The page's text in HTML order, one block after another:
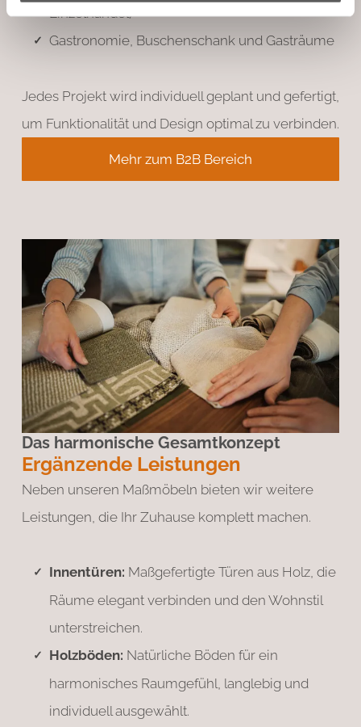
Einzelhandel)
Gastronomie, Buschenschank und Gasträume
Jedes Projekt wird individuell geplant und gefertigt,
um Funktionalität und Design optimal zu verbinden.
Mehr zum B2B Bereich
Das harmonische Gesamtkonzept
Ergänzende Leistungen
Neben unseren Maßmöbeln bieten wir weitere
Leistungen, die Ihr Zuhause komplett machen.
Innentüren: Maßgefertigte Türen aus Holz, die
Räume elegant verbinden und den Wohnstil
unterstreichen.
Holzböden: Natürliche Böden für ein
harmonisches Raumgefühl, langlebig und
individuell ausgewählt.